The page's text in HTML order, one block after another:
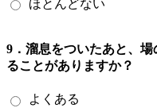
ほとんどない
9．溜息をついたあと、
ることがありますか？
よくある